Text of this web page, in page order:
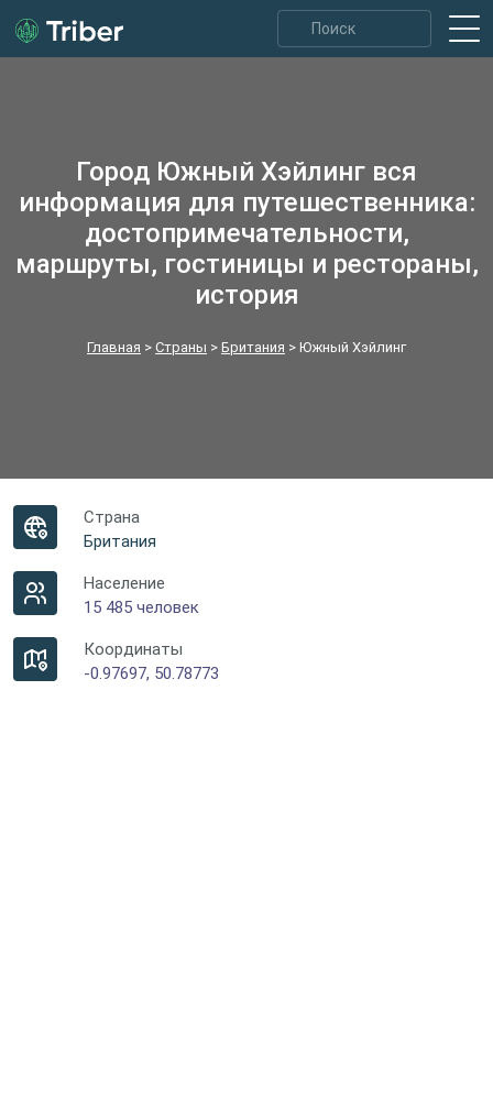
Город Южный Хэйлинг вся
информация для путешественника:
достопримечательности,
маршруты, гостиницы и рестораны,
история
Главная > Страны > Британия > Южный Хэйлинг
Страна
Британия
Население
15 485 человек
Координаты
-0.97697, 50.78773